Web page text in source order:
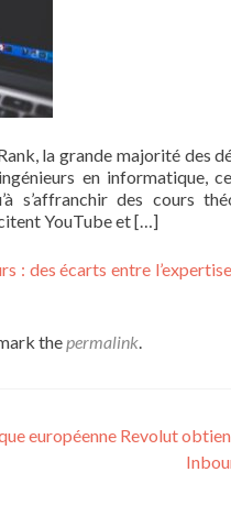
la grande majorité des
en informatique,
s’affranchir des cours
YouTube et […]
: des écarts entre
thepermalink.
européenne Revolut